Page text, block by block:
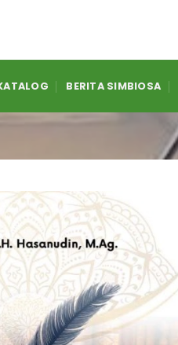
BERITA SIMBIOSA